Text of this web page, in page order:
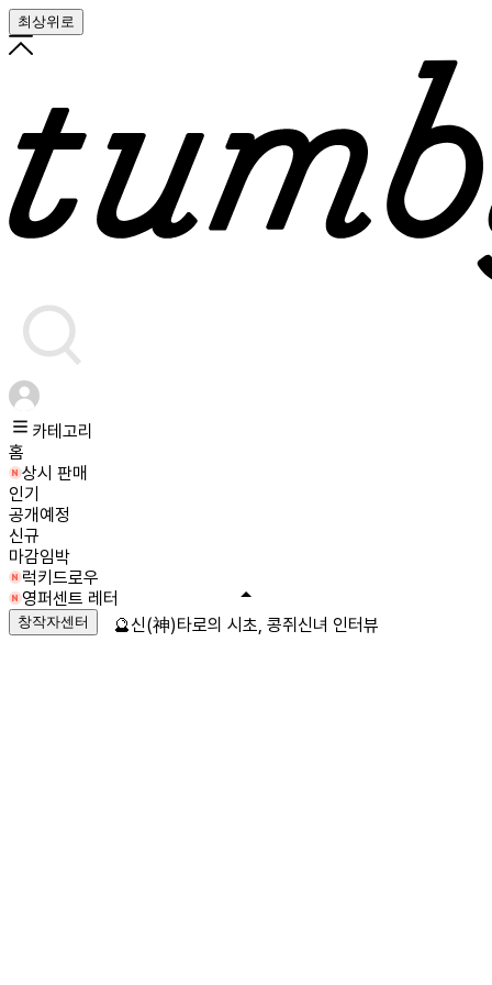
최상위로
카테고리
홈
상시 판매
인기
공개예정
신규
마감임박
럭키드로우
영퍼센트 레터
창작자센터 🔮신(神)타로의 시초, 콩쥐신녀 인터뷰